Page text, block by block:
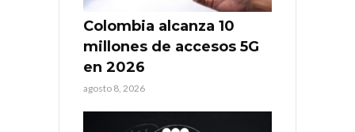
Colombia alcanza 10
millones de accesos 5G
en 2026
agosto 8, 2026